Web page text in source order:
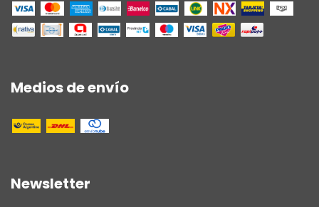
Medios de envío
Newsletter